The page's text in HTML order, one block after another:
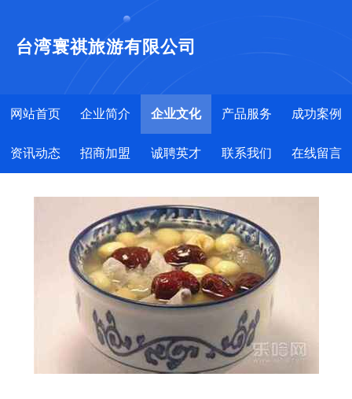
台湾寰祺旅游有限公司
网站首页 企业简介 企业文化 产品服务 成功案例
资讯动态 招商加盟 诚聘英才 联系我们 在线留言